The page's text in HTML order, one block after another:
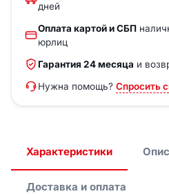
дней
Оплата картой и СБП
юрлиц
Гарантия 24 месяца и
Нужна помощь? Спросить
Характеристики
Доставка и оплата